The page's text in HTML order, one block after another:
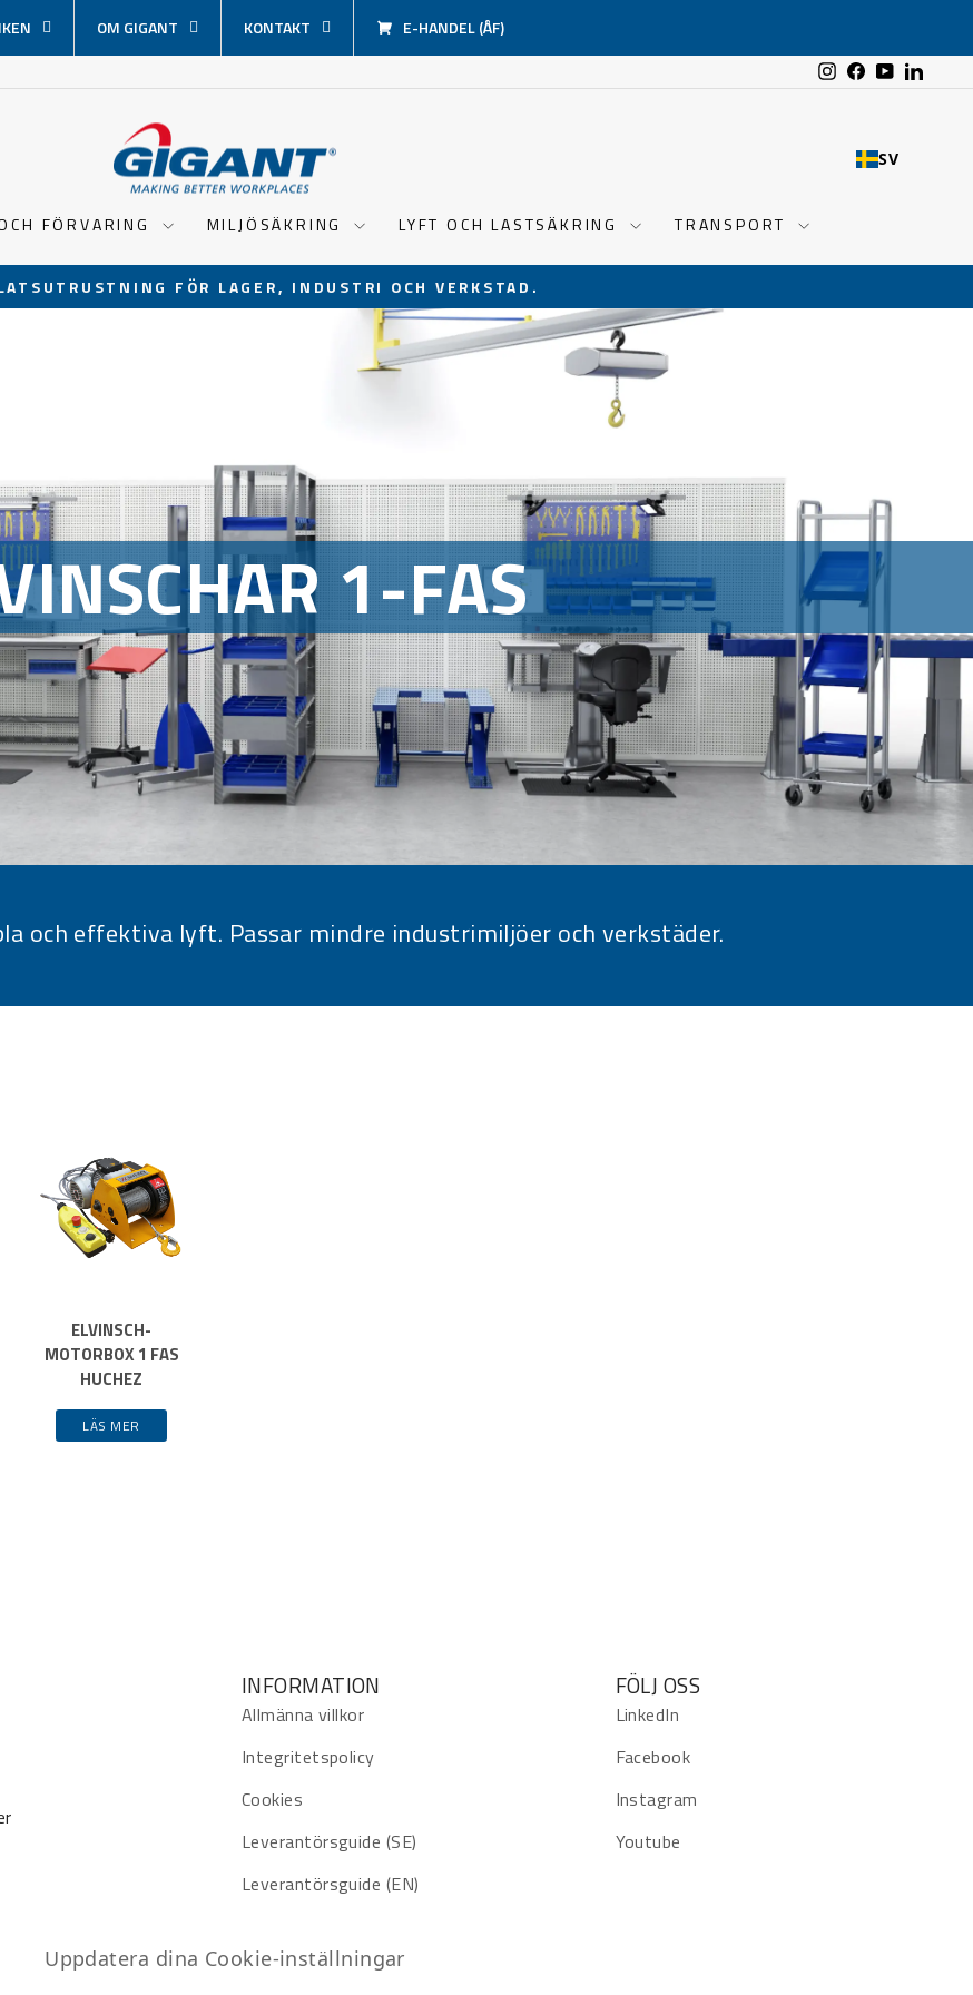
OM GIGANT KONTAKT E-HANDEL (ÅF)
Instagram
Facebook
YouTube
SV
FÖRVARING MILJÖSÄKRING LYFT OCH LASTSÄKRING TRANSPORT
Pausa
FÖR LAGER, INDUSTRI OCH VERKSTAD.
1-FAS
och effektiva lyft. Passar mindre industrimiljöer och verkstäder.
ELVINSCH-
MOTORBOX 1 FAS
HUCHEZ
LÄS MER
INFORMATION
Allmänna villkor
Integritetspolicy
Cookies
Leverantörsguide (SE)
Leverantörsguide (EN)
FÖLJ OSS
LinkedIn
Facebook
Instagram
Youtube
Uppdatera dina Cookie-inställningar